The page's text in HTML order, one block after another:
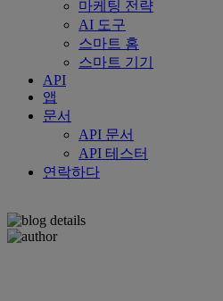
마케팅 전략
AI 도구
스마트 홈
스마트 기기
API
앱
문서
API 문서
API 테스터
연락하다